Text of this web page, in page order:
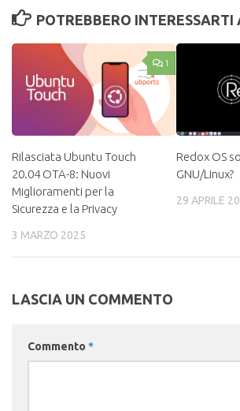
POTREBBERO INTERESSARTI
1
Rilasciata Ubuntu Touch
20.04 OTA-8: Nuovi
Miglioramenti per la
Sicurezza e la Privacy
3 MARZO 2025
Redox OS
GNU/Linux?
29 APRILE
LASCIA UN COMMENTO
Commento *